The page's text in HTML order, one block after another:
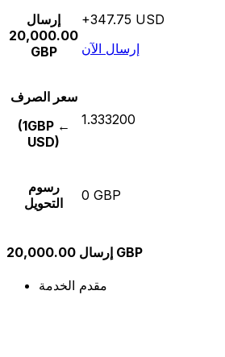
إرسال
20,000.00
GBP
+347.75 USD
إرسال الآن
سعر الصرف
(1GBP ←
USD)
1.333200
رسوم
التحويل
0 GBP
إرسال 20,000.00 GBP
مقدم الخدمة